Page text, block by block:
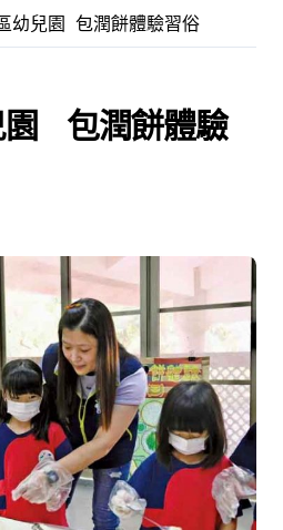
幼兒園 包潤餅體驗習俗
園 包潤餅體驗